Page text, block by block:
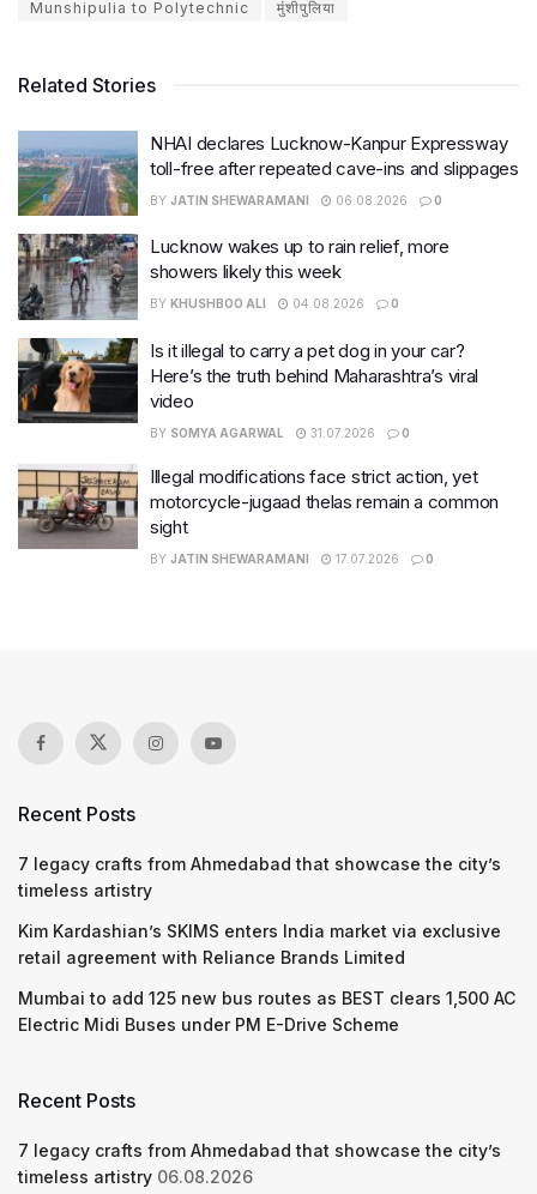
Munshipulia to Polytechnic
मुंशीपुलिया
Related Stories
NHAI declares Lucknow-Kanpur Expressway
toll-free after repeated cave-ins and slippages
BY JATIN SHEWARAMANI 06.08.2026 0
Lucknow wakes up to rain relief, more
showers likely this week
BY KHUSHBOO ALI 04.08.2026 0
Is it illegal to carry a pet dog in your car?
Here’s the truth behind Maharashtra’s viral
video
BY SOMYA AGARWAL 31.07.2026 0
Illegal modifications face strict action, yet
motorcycle-jugaad thelas remain a common
sight
BY JATIN SHEWARAMANI 17.07.2026 0
Recent Posts
7 legacy crafts from Ahmedabad that showcase the city’s
timeless artistry
Kim Kardashian’s SKIMS enters India market via exclusive
retail agreement with Reliance Brands Limited
Mumbai to add 125 new bus routes as BEST clears 1,500 AC
Electric Midi Buses under PM E-Drive Scheme
Recent Posts
7 legacy crafts from Ahmedabad that showcase the city’s
timeless artistry 06.08.2026